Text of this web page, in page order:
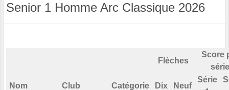
Senior 1 Homme Arc Classique 2026
Flèches
Score
série
Nom Club Catégorie Dix Neuf
Série